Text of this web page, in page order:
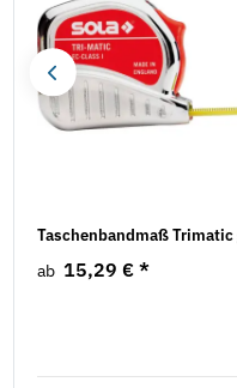
Taschenbandmaß Trimatic
ab 15,29 € *